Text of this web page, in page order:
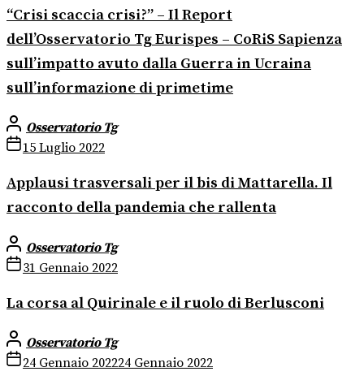
“Crisi scaccia crisi?” – Il Report
dell’Osservatorio Tg Eurispes – CoRiS Sapienza
sull’impatto avuto dalla Guerra in Ucraina
sull’informazione di primetime
Osservatorio Tg
15 Luglio 2022
Applausi trasversali per il bis di Mattarella. Il
racconto della pandemia che rallenta
Osservatorio Tg
31 Gennaio 2022
La corsa al Quirinale e il ruolo di Berlusconi
Osservatorio Tg
24 Gennaio 202224 Gennaio 2022